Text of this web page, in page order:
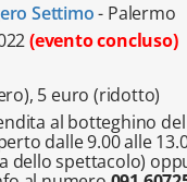
Settimo- Palermo
(evento concluso)
5 euro (ridotto)
al botteghino
dalle 9.00 alle
dello spettacolo)